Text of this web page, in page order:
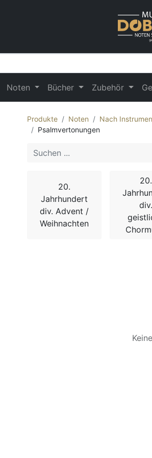
Noten Bücher Zubehör
Produkte Noten Nach
Psalmvertonungen
20.
Jahrhundert
div. Advent /
Weihnachten
20.
div.